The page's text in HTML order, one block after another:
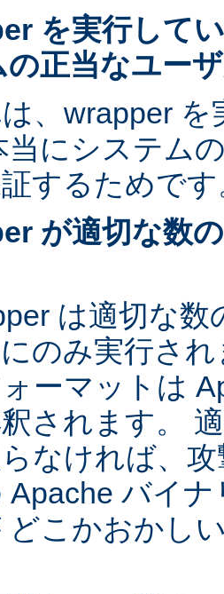
を実行して
の正当なユー
、wrapper
当にシステム
するためで
が適切な数
は適切な
のみ実行さ
ーマットは
されます。
なければ、
Apache バイ
どこかおかし